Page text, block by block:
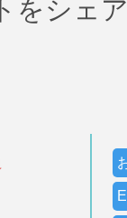
をシェア